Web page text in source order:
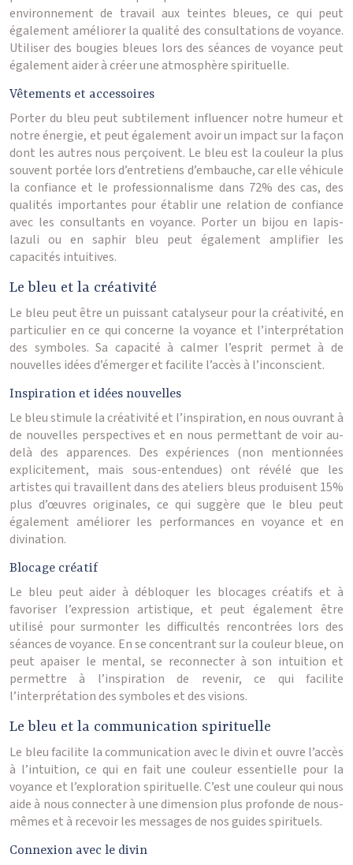
environnement de travail aux teintes bleues, ce qui peut
également améliorer la qualité des consultations de voyance.
Utiliser des bougies bleues lors des séances de voyance peut
également aider à créer une atmosphère spirituelle.
Vêtements et accessoires
Porter du bleu peut subtilement influencer notre humeur et
notre énergie, et peut également avoir un impact sur la façon
dont les autres nous perçoivent. Le bleu est la couleur la plus
souvent portée lors d’entretiens d’embauche, car elle véhicule
la confiance et le professionnalisme dans 72% des cas, des
qualités importantes pour établir une relation de confiance
avec les consultants en voyance. Porter un bijou en lapis-
lazuli ou en saphir bleu peut également amplifier les
capacités intuitives.
Le bleu et la créativité
Le bleu peut être un puissant catalyseur pour la créativité, en
particulier en ce qui concerne la voyance et l’interprétation
des symboles. Sa capacité à calmer l’esprit permet à de
nouvelles idées d’émerger et facilite l’accès à l’inconscient.
Inspiration et idées nouvelles
Le bleu stimule la créativité et l’inspiration, en nous ouvrant à
de nouvelles perspectives et en nous permettant de voir au-
delà des apparences. Des expériences (non mentionnées
explicitement, mais sous-entendues) ont révélé que les
artistes qui travaillent dans des ateliers bleus produisent 15%
plus d’œuvres originales, ce qui suggère que le bleu peut
également améliorer les performances en voyance et en
divination.
Blocage créatif
Le bleu peut aider à débloquer les blocages créatifs et à
favoriser l’expression artistique, et peut également être
utilisé pour surmonter les difficultés rencontrées lors des
séances de voyance. En se concentrant sur la couleur bleue, on
peut apaiser le mental, se reconnecter à son intuition et
permettre à l’inspiration de revenir, ce qui facilite
l’interprétation des symboles et des visions.
Le bleu et la communication spirituelle
Le bleu facilite la communication avec le divin et ouvre l’accès
à l’intuition, ce qui en fait une couleur essentielle pour la
voyance et l’exploration spirituelle. C’est une couleur qui nous
aide à nous connecter à une dimension plus profonde de nous-
mêmes et à recevoir les messages de nos guides spirituels.
Connexion avec le divin